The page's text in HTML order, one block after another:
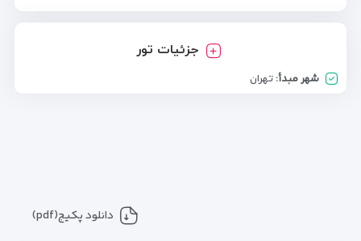
جزئیات تور
شهر مبدأ: تهران
دانلود پکیج(pdf)